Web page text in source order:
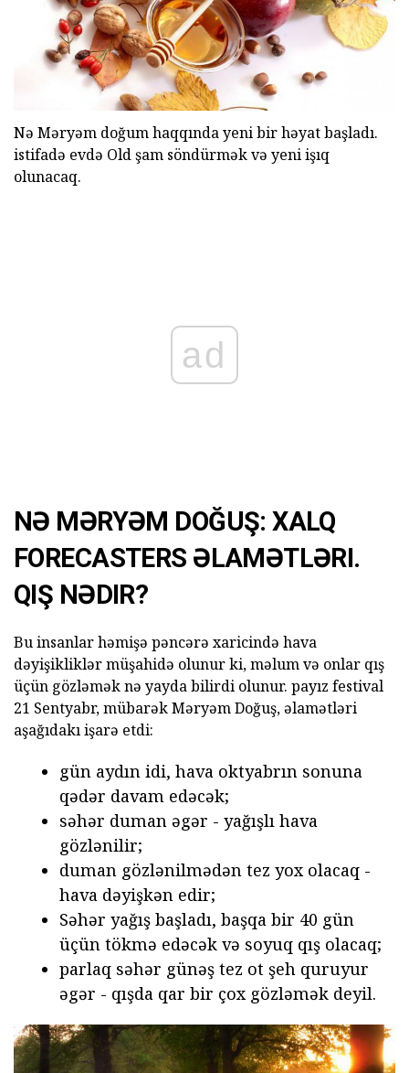
Nə Məryəm doğum haqqında yeni bir həyat başladı.
istifadə evdə Old şam söndürmək və yeni işıq
olunacaq.
ad
NƏ MƏRYƏM DOĞUŞ: XALQ
FORECASTERS ƏLAMƏTLƏRI.
QIŞ NƏDIR?
Bu insanlar həmişə pəncərə xaricində hava
dəyişikliklər müşahidə olunur ki, məlum və onlar qış
üçün gözləmək nə yayda bilirdi olunur. payız festival
21 Sentyabr, mübarək Məryəm Doğuş, əlamətləri
aşağıdakı işarə etdi:
gün aydın idi, hava oktyabrın sonuna
qədər davam edəcək;
səhər duman əgər - yağışlı hava
gözlənilir;
duman gözlənilmədən tez yox olacaq -
hava dəyişkən edir;
Səhər yağış başladı, başqa bir 40 gün
üçün tökmə edəcək və soyuq qış olacaq;
parlaq səhər günəş tez ot şeh quruyur
əgər - qışda qar bir çox gözləmək deyil.